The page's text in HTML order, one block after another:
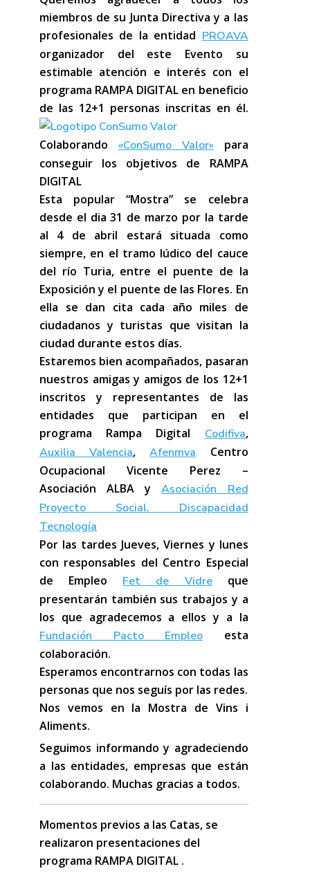
miembros de su Junta Directiva y a las
profesionales de la entidad PROAVA
organizador del este Evento su
estimable atención e interés con el
programa RAMPA DIGITAL en beneficio
de las 12+1 personas inscritas en él.
Colaborando «ConSumo Valor» para
conseguir los objetivos de RAMPA
DIGITAL
Esta popular “Mostra” se celebra
desde el dia 31 de marzo por la tarde
al 4 de abril estará situada como
siempre, en el tramo lúdico del cauce
del río Turia, entre el puente de la
Exposición y el puente de las Flores. En
ella se dan cita cada año miles de
ciudadanos y turistas que visitan la
ciudad durante estos días.
Estaremos bien acompañados, pasaran
nuestros amigas y amigos de los 12+1
inscritos y representantes de las
entidades que participan en el
programa Rampa Digital Codifiva,
Auxilia Valencia,Afenmva Centro
Ocupacional Vicente Perez –
Asociación ALBA yAsociación Red
Proyecto Social. Discapacidad
Tecnología
Por las tardes Jueves, Viernes y lunes
con responsables del Centro Especial
de Empleo Fet de Vidreque
presentarán también sus trabajos y a
los que agradecemos a ellos y a la
Fundación Pacto Empleo esta
colaboración.
Esperamos encontrarnos con todas las
personas que nos seguís por las redes.
Nos vemos en la Mostra de Vins i
Aliments.
Seguimos informando y agradeciendo
a las entidades, empresas que están
colaborando. Muchas gracias a todos.
Momentos previos a las Catas, se
realizaron presentaciones del
programa RAMPA DIGITAL .